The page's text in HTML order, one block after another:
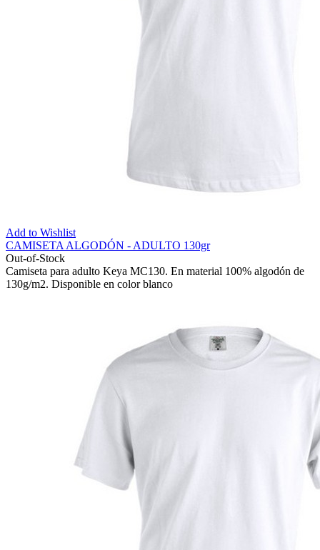
Add to Wishlist
CAMISETA ALGODÓN - ADULTO 130gr
Out-of-Stock
Camiseta para adulto Keya MC130. En material 100% algodón de
130g/m2. Disponible en color blanco